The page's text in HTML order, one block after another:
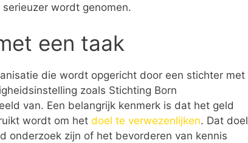
wordt genomen.
een taak
die wordt opgericht door een stichter met
zoals Stichting Born
van. Een belangrijk kenmerk is dat het geld
wordt om het doel te verwezenlijken. Dat doel
onderzoek zijn of het bevorderen van kennis